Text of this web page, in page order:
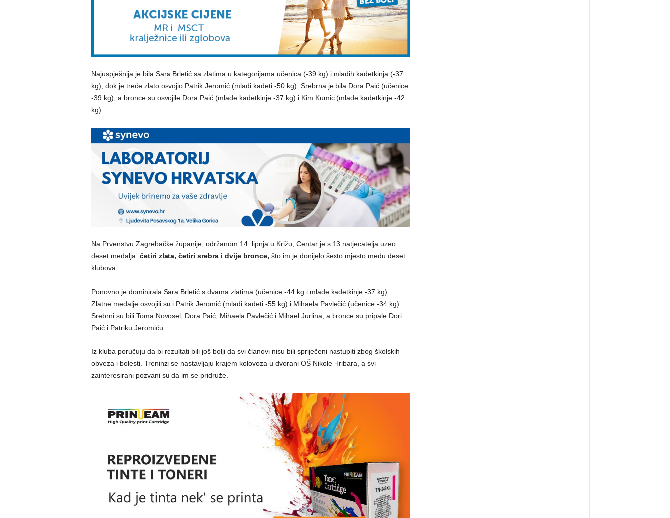
Najuspješnija je bila Sara Brletić sa zlatima u kategorijama učenica (-39 kg) i mlađih kadetkinja (-37
kg), dok je treće zlato osvojio Patrik Jeromić (mlađi kadeti -50 kg). Srebrna je bila Dora Paić (učenice
-39 kg), a bronce su osvojile Dora Paić (mlađe kadetkinje -37 kg) i Kim Kumic (mlađe kadetkinje -42
kg).
Na Prvenstvu Zagrebačke županije, održanom 14. lipnja u Križu, Centar je s 13 natjecatelja uzeo
deset medalja: četiri zlata, četiri srebra i dvije bronce, što im je donijelo šesto mjesto među deset
klubova.
Ponovno je dominirala Sara Brletić s dvama zlatima (učenice -44 kg i mlađe kadetkinje -37 kg).
Zlatne medalje osvojili su i Patrik Jeromić (mlađi kadeti -55 kg) i Mihaela Pavlečić (učenice -34 kg).
Srebrni su bili Toma Novosel, Dora Paić, Mihaela Pavlečić i Mihael Jurlina, a bronce su pripale Dori
Paić i Patriku Jeromiću.
Iz kluba poručuju da bi rezultati bili još bolji da svi članovi nisu bili spriječeni nastupiti zbog školskih
obveza i bolesti. Treninzi se nastavljaju krajem kolovoza u dvorani OŠ Nikole Hribara, a svi
zainteresirani pozvani su da im se pridruže.